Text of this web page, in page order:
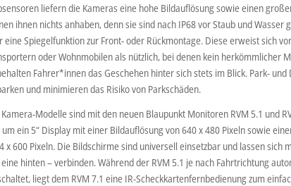
liefern die Kameras eine hohe Bildauflösung sowie einen
ihnen nichts anhaben, denn sie sind nach IP68 vor Staub und
eine Spiegelfunktion zur Front- oder Rückmontage. Diese erweist sich
oder Wohnmobilen als nützlich, bei denen kein herkömmlicher
Fahrer*innen das Geschehen hinter sich stets im Blick. Park-
und minimieren das Risiko von Parkschäden.
Modelle sind mit den neuen Blaupunkt Monitoren RVM 5.1 und
um ein 5“ Display mit einer Bildauflösung von 640 x 480 Pixeln sowie
x 600 Pixeln. Die Bildschirme sind universell einsetzbar und lassen sich
hinten – verbinden. Während der RVM 5.1 je nach Fahrtrichtung
liegt dem RVM 7.1 eine IR-Scheckkartenfernbedienung zum